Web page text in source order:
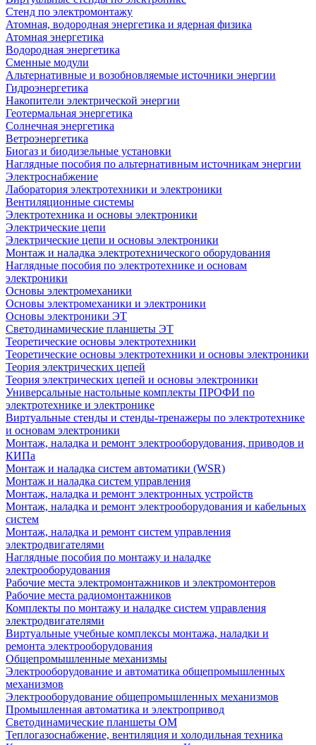
Стенд по электромонтажу
Атомная, водородная энергетика и ядерная физика
Атомная энергетика
Водородная энергетика
Сменные модули
Альтернативные и возобновляемые источники энергии
Гидроэнергетика
Накопители электрической энергии
Геотермальная энергетика
Солнечная энергетика
Ветроэнергетика
Биогаз и биодизельные установки
Наглядные пособия по альтернативным источникам энергии
Электроснабжение
Лаборатория электротехники и электроники
Вентиляционные системы
Электротехника и основы электроники
Электрические цепи
Электрические цепи и основы электроники
Монтаж и наладка электротехнического оборудования
Наглядные пособия по электротехнике и основам
электроники
Основы электромеханики
Основы электромеханики и электроники
Основы электроники ЭТ
Светодинамические планшеты ЭТ
Теоретические основы электротехники
Теоретические основы электротехники и основы электроники
Теория электрических цепей
Теория электрических цепей и основы электроники
Универсальные настольные комплекты ПРОФИ по
электротехнике и электронике
Виртуальные стенды и стенды-тренажеры по электротехнике
и основам электроники
Монтаж, наладка и ремонт электрооборудования, приводов и
КИПа
Монтаж и наладка систем автоматики (WSR)
Монтаж и наладка систем управления
Монтаж, наладка и ремонт электронных устройств
Монтаж, наладка и ремонт электрооборудования и кабельных
систем
Монтаж, наладка и ремонт систем управления
электродвигателями
Наглядные пособия по монтажу и наладке
электрооборудования
Рабочие места электромонтажников и электромонтеров
Рабочие места радиомонтажников
Комплекты по монтажу и наладке систем управления
электродвигателями
Виртуальные учебные комплексы монтажа, наладки и
ремонта электрооборудования
Общепромышленные механизмы
Электрооборудование и автоматика общепромышленных
механизмов
Электрооборудование общепромышленных механизмов
Промышленная автоматика и электропривод
Светодинамические планшеты ОМ
Теплогазоснабжение, вентиляция и холодильная техника